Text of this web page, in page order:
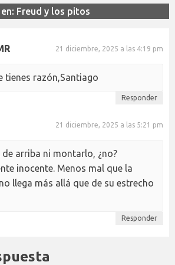
Freud y los pitos
21 diciembre, 2025 a las 4:19 pm
tienes razón,Santiago
Responder
21 diciembre, 2025 a las 5:21 pm
de arriba ni montarlo, ¿no?
inocente. Menos mal que la
llega más allá que de su estrecho
Responder